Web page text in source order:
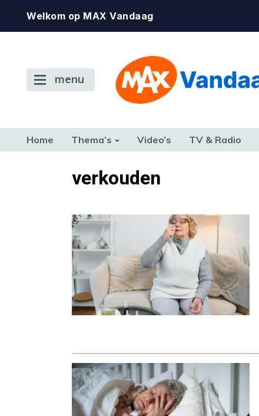
Welkom op MAX Vandaag
menu
Home Thema’s Video’s TV & Radio
TERUG NAAR TOENverkouden